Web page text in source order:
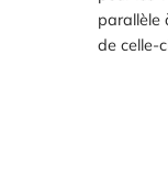
parallèle
de celle-